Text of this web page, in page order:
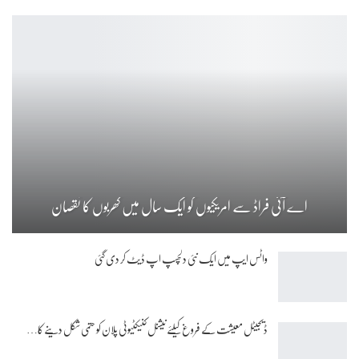
اے آئی فراڈ سے امریکیوں کو ایک سال میں کھربوں کا نقصان
واٹس ایپ میں ایک نئی دلچسپ اپ ڈیٹ کر دی گئی
ڈیجیٹل معیشت کے فروغ کیلئے نیشنل کنیکٹیوٹی پلان کو حتمی شکل دینے کا…